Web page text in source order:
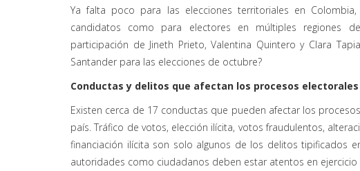
Ya falta poco para las elecciones territoriales en
candidatos como para electores en múltiples regiones
participación de Jineth Prieto, Valentina Quintero y Clara
Santander para las elecciones de octubre?
Conductas y delitos que afectan los procesos electorales
Existen cerca de 17 conductas que pueden afectar los
país. Tráfico de votos, elección ilícita, votos fraudulentos,
financiación ilícita son solo algunos de los delitos tipificados
autoridades como ciudadanos deben estar atentos en